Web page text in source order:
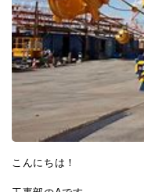
こんにちは！